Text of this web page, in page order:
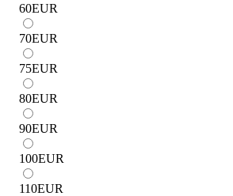
60EUR
70EUR
75EUR
80EUR
90EUR
100EUR
110EUR